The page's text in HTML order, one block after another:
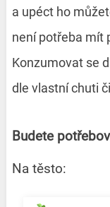
a upéct ho
není potřeba mít
Konzumovat se
dle vlastní chuti
Budete
Na těsto: